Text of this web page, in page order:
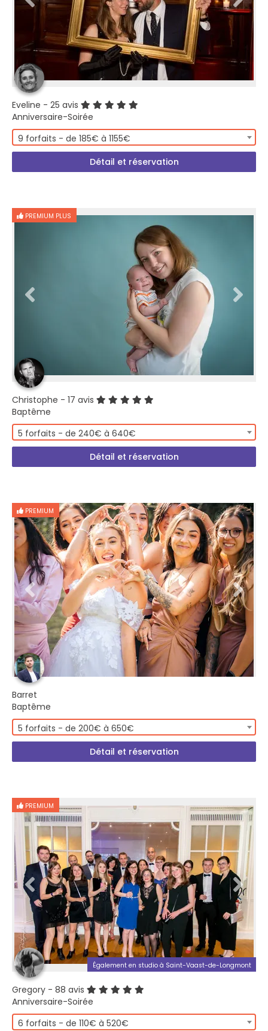
Eveline - 25 avis
Anniversaire-Soirée
9 forfaits - de 185€ à 1155€
Détail et réservation
PREMIUM PLUS
Christophe - 17 avis
Baptême
5 forfaits - de 240€ à 640€
Détail et réservation
PREMIUM
Barret
Baptême
5 forfaits - de 200€ à 650€
Détail et réservation
PREMIUM
Également en studio à Saint-Vaast-de-Longmont
Gregory - 88 avis
Anniversaire-Soirée
6 forfaits - de 110€ à 520€